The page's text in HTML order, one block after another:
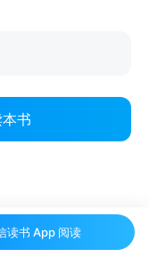
书
读书 App 阅读